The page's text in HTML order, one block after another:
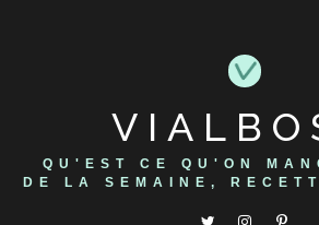
QU'EST CE QU'ON
DE LA SEMAINE,